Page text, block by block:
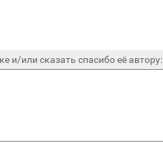
и/или сказать спасибо её автору: